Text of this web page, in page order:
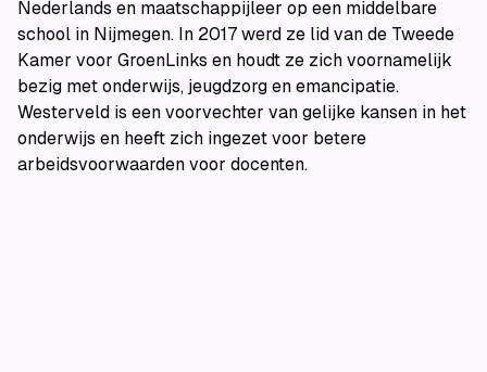
Nederlands en maatschappijleer op een middelbare
school in Nijmegen. In 2017 werd ze lid van de Tweede
Kamer voor GroenLinks en houdt ze zich voornamelijk
bezig met onderwijs, jeugdzorg en emancipatie.
Westerveld is een voorvechter van gelijke kansen in het
onderwijs en heeft zich ingezet voor betere
arbeidsvoorwaarden voor docenten.